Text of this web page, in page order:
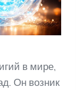
в мире,
Он возник